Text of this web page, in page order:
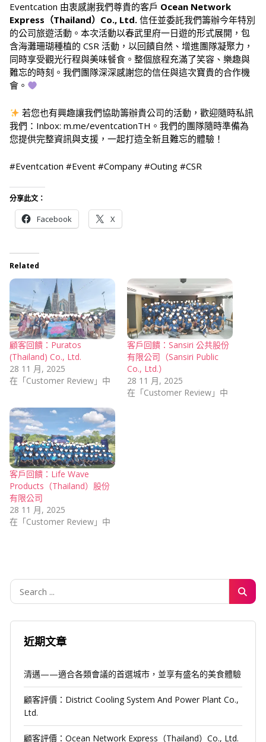
Eventcation 由衷感謝我們尊貴的客戶 Ocean Network
Express（Thailand）Co., Ltd. 信任並委託我們籌辦今年特別
的公司旅遊活動。本次活動以春武里府一日遊的形式展開，包
含海灘珊瑚種植的 CSR 活動，以回饋自然、增進團隊凝聚力，
同時享受觀光行程與美味餐食。整個旅程充滿了笑容、樂趣與
難忘的時刻。我們團隊深深感謝您的信任與這次寶貴的合作機
會。
若您也有興趣讓我們協助籌辦貴公司的活動，歡迎隨時私訊
我們：Inbox: m.me/eventcationTH。我們的團隊隨時準備為
您提供完整資訊與支援，一起打造全新且難忘的體驗！
#Eventcation #Event #Company #Outing #CSR
分享此文：
Facebook X
Related
顧客回饋：Puratos
(Thailand) Co., Ltd.
28 11 月, 2025
在「Customer Review」中
客戶回饋：Sansiri 公共股份
有限公司（Sansiri Public
Co., Ltd.）
28 11 月, 2025
在「Customer Review」中
客戶回饋：Life Wave
Products（Thailand）股份
有限公司
28 11 月, 2025
在「Customer Review」中
近期文章
清邁——適合各類會議的首選城市，並享有盛名的美食體驗
顧客評價：District Cooling System And Power Plant Co.,
Ltd.
顧客評價：Ocean Network Express（Thailand）Co., Ltd.